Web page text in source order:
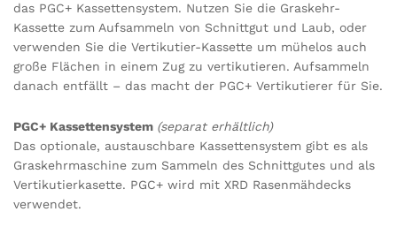
das PGC+ Kassettensystem. Nutzen Sie die Graskehr-
Kassette zum Aufsammeln von Schnittgut und Laub, oder
verwenden Sie die Vertikutier-Kassette um mühelos auch
große Flächen in einem Zug zu vertikutieren. Aufsammeln
danach entfällt – das macht der PGC+ Vertikutierer für Sie.
PGC+ Kassettensystem (separat erhältlich)
Das optionale, austauschbare Kassettensystem gibt es als
Graskehrmaschine zum Sammeln des Schnittgutes und als
Vertikutierkasette. PGC+ wird mit XRD Rasenmähdecks
verwendet.